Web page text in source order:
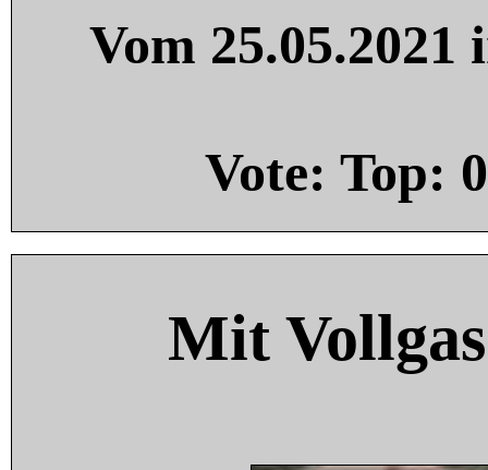
Vom
Vote: Top: 0
Mit